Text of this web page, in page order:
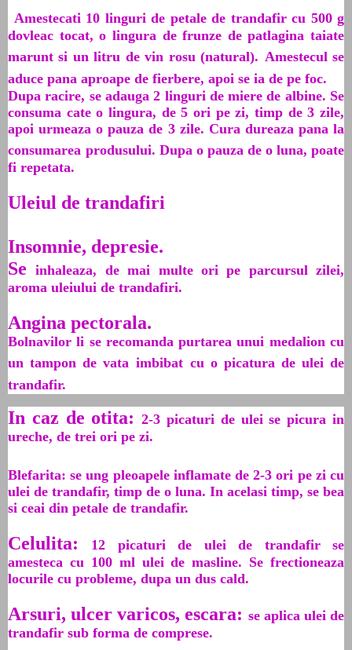
Amestecati 10 linguri de petale de trandafir cu 500 g
dovleac tocat, o lingura de frunze de patlagina taiate
marunt si un litru de vin rosu (natural). Amestecul se
aduce pana aproape de fierbere, apoi se ia de pe foc.
Dupa racire, se adauga 2 linguri de miere de albine. Se
consuma cate o lingura, de 5 ori pe zi, timp de 3 zile,
apoi urmeaza o pauza de 3 zile. Cura dureaza pana la
consumarea produsului. Dupa o pauza de o luna, poate
fi repetata.
Uleiul de trandafiri
Insomnie, depresie.
Seinhaleaza, de mai multe ori pe parcursul zilei,
aroma uleiului de trandafiri.
Angina pectorala.
Bolnavilor li se recomanda purtarea unui medalion cu
un tampon de vata imbibat cu o picatura de ulei de
trandafir.
In caz de otita:2-3 picaturi de ulei se picura in
ureche, de trei ori pe zi.
Blefarita: se ung pleoapele inflamate de 2-3 ori pe zi cu
ulei de trandafir, timp de o luna. In acelasi timp, se bea
si ceai din petale de trandafir.
Celulita:
12 picaturi de ulei de trandafir se
amesteca cu 100 ml ulei de masline. Se frectioneaza
locurile cu probleme, dupa un dus cald.
Arsuri, ulcer varicos, escara: se aplica ulei de
trandafir sub forma de comprese.